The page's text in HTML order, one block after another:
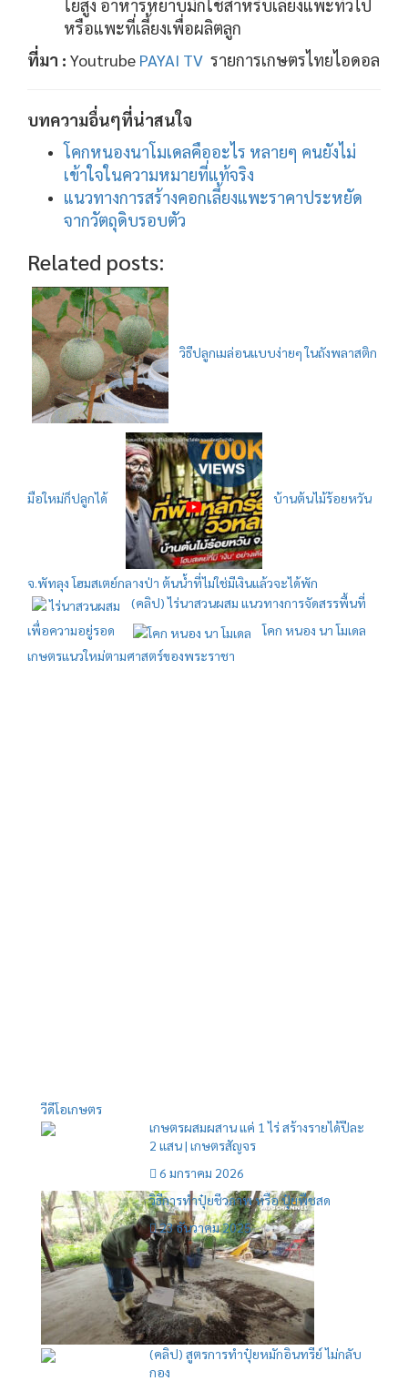
ใยสูง อาหารหยาบมักใช้สำหรับเลี้ยงแพะทั่วไป
หรือแพะที่เลี้ยงเพื่อผลิตลูก
ที่มา : Youtrube PAYAI TV รายการเกษตรไทยไอดอล
บทความอื่นๆที่น่าสนใจ
โคกหนองนาโมเดลคืออะไร หลายๆ คนยังไม่
เข้าใจในความหมายที่แท้จริง
แนวทางการสร้างคอกเลี้ยงแพะราคาประหยัด
จากวัตถุดิบรอบตัว
Related posts:
วิธีปลูกเมล่อนแบบง่ายๆ ในถังพลาสติก
มือใหม่ก็ปลูกได้ บ้านต้นไม้ร้อยหวัน
จ.พัทลุง โฮมสเตย์กลางป่า ต้นน้ำที่ไม่ใช่มีเงินแล้วจะได้พัก
(คลิป) ไร่นาสวนผสม แนวทางการจัดสรรพื้นที่
เพื่อความอยู่รอด
โคก หนอง นา โมเดล
เกษตรแนวใหม่ตามศาสตร์ของพระราชา
วีดีโอเกษตร
เกษตรผสมผสาน แค่ 1 ไร่ สร้างรายได้ปีละ
2 แสน | เกษตรสัญจร
6 มกราคม 2026
วิธีการทำปุ๋ยชีวภาพ หรือ ปุ๋ยพืชสด
23 ธันวาคม 2025
(คลิป) สูตรการทำปุ๋ยหมักอินทรีย์ ไม่กลับ
กอง